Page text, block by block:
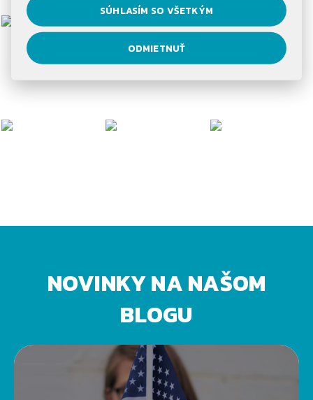
NOVINKY NA NAŠOM
BLOGU
SÚHLASÍM SO VŠETKÝM
ODMIETNUŤ